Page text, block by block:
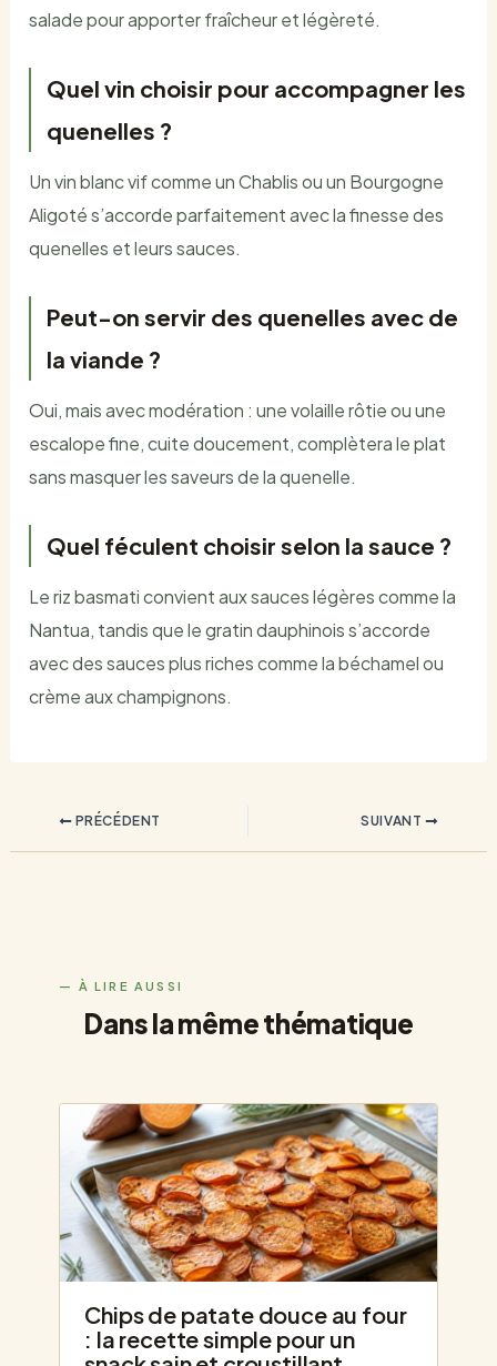
salade pour apporter fraîcheur et légèreté.
Quel vin choisir pour accompagner les
quenelles ?
Un vin blanc vif comme un Chablis ou un Bourgogne
Aligoté s’accorde parfaitement avec la finesse des
quenelles et leurs sauces.
Peut-on servir des quenelles avec de
la viande ?
Oui, mais avec modération : une volaille rôtie ou une
escalope fine, cuite doucement, complètera le plat
sans masquer les saveurs de la quenelle.
Quel féculent choisir selon la sauce ?
Le riz basmati convient aux sauces légères comme la
Nantua, tandis que le gratin dauphinois s’accorde
avec des sauces plus riches comme la béchamel ou
crème aux champignons.
PRÉCÉDENT SUIVANT
Dans la même thématique
Chips de patate douce au four
: la recette simple pour un